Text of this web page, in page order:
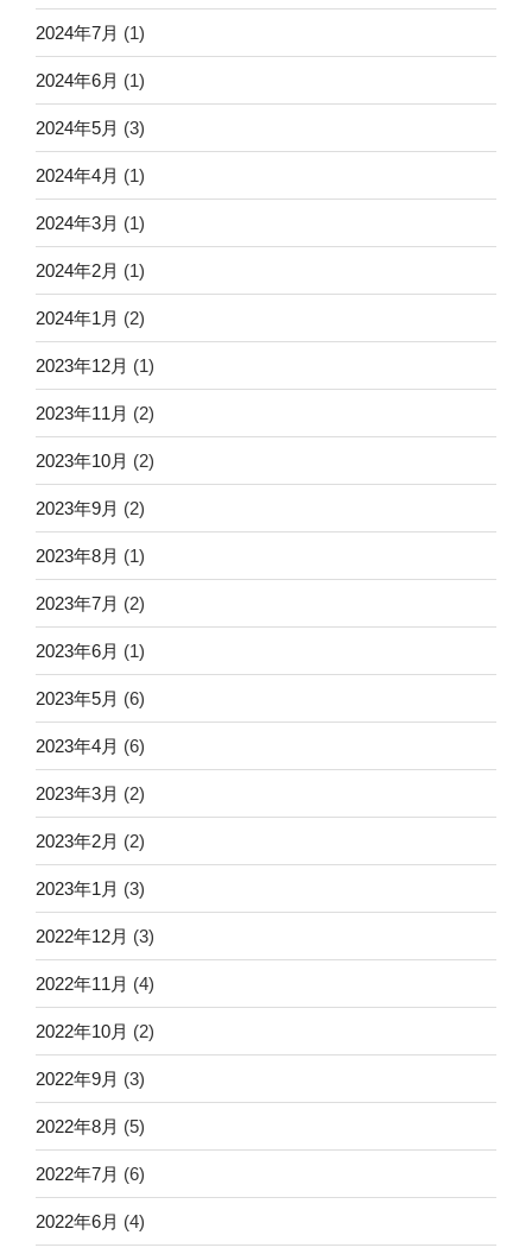
2024年7月 (1)
2024年6月 (1)
2024年5月 (3)
2024年4月 (1)
2024年3月 (1)
2024年2月 (1)
2024年1月 (2)
2023年12月 (1)
2023年11月 (2)
2023年10月 (2)
2023年9月 (2)
2023年8月 (1)
2023年7月 (2)
2023年6月 (1)
2023年5月 (6)
2023年4月 (6)
2023年3月 (2)
2023年2月 (2)
2023年1月 (3)
2022年12月 (3)
2022年11月 (4)
2022年10月 (2)
2022年9月 (3)
2022年8月 (5)
2022年7月 (6)
2022年6月 (4)